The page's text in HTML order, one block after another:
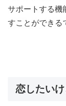
サポートする機
すことができる
恋したい